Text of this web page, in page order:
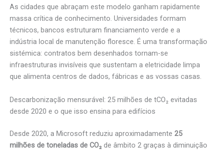
As cidades que abraçam este modelo ganham rapidamente
massa crítica de conhecimento. Universidades formam
técnicos, bancos estruturam financiamento verde e a
indústria local de manutenção floresce. É uma transformação
sistémica: contratos bem desenhados tornam-se
infraestruturas invisíveis que sustentam a eletricidade limpa
que alimenta centros de dados, fábricas e as vossas casas.
Descarbonização mensurável: 25 milhões de tCO₂ evitadas
desde 2020 e o que isso ensina para edifícios
Desde 2020, a Microsoft reduziu aproximadamente 25
milhões de toneladas de CO₂ de âmbito 2 graças à diminuição